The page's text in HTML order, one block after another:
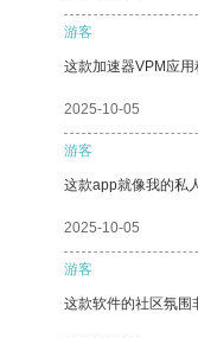
游客
这款加速器VPM应用
2025-10-05
游客
这款app就像我的私
2025-10-05
游客
这款软件的社区氛围